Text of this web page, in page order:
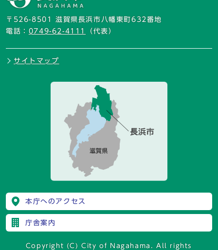
〒526-8501 滋賀県長浜市八幡東町632番地
電話： 0749-62-4111 （代表）
サイトマップ
本庁へのアクセス
庁舎案内
Copyright (C) City of Nagahama. All rights